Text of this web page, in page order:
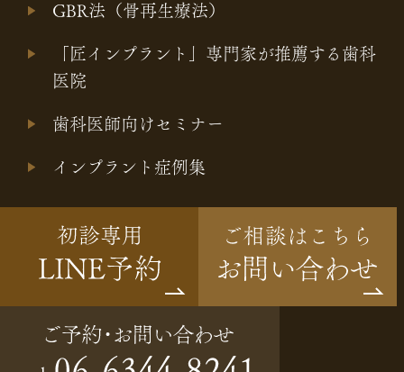
GBR法（骨再生療法）
「匠インプラント」専門家が推薦する歯科
医院
歯科医師向けセミナー
インプラント症例集
© osaka-ic.com